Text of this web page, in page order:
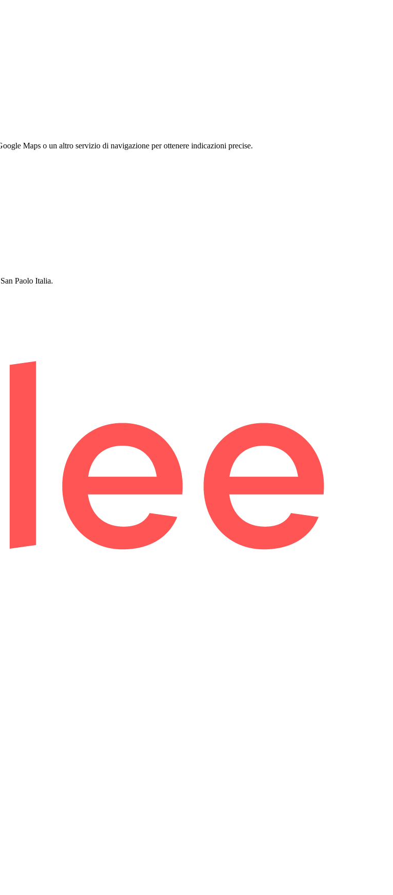
Maps o un altro servizio di navigazione per ottenere indicazioni precise.
Paolo Italia.